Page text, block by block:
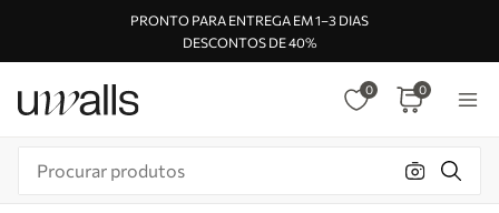
PRONTO PARA ENTREGA EM 1–3 DIAS
DESCONTOS DE 40%
0 0